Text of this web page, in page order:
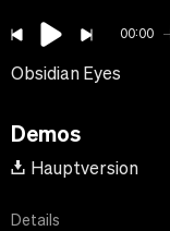
00:00
Obsidian Eyes
Demos
Hauptversion
Details